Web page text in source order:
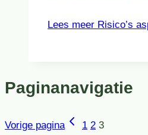
Lees meer Risico’s
Paginanavigatie
Vorige pagina 1 2 3